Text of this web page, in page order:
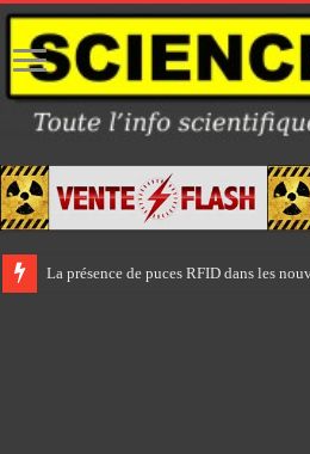
La présence de puces RFID dans les